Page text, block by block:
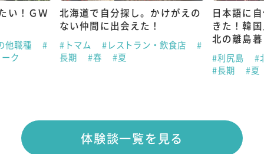
い！ＧＷ
他職種
#
ク
北海道で自分探し。かけがえの
ない仲間に出会えた！
#トマム #レストラン・飲食店
#
長期
#春 #夏
日本語に
きた！韓
北の離島
#利尻島
#
#長期
#夏
体験談一覧を見る